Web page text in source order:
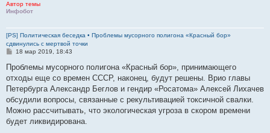
Автор темы
Инфобот
[PS] Политическая беседка • Проблемы мусорного полигона «Красный бор»
сдвинулись с мертвой точки
С
о
щ
е
и
е
18 мар 2019, 18:43
Проблемы мусорного полигона «Красный бор», принимающего
отходы еще со времен СССР, наконец, будут решены. Врио главы
Петербурга Александр Беглов и гендир «Росатома» Алексей Лихачев
обсудили вопросы, связанные с рекультивацией токсичной свалки.
Можно рассчитывать, что экологическая угроза в скором времени
будет ликвидирована.